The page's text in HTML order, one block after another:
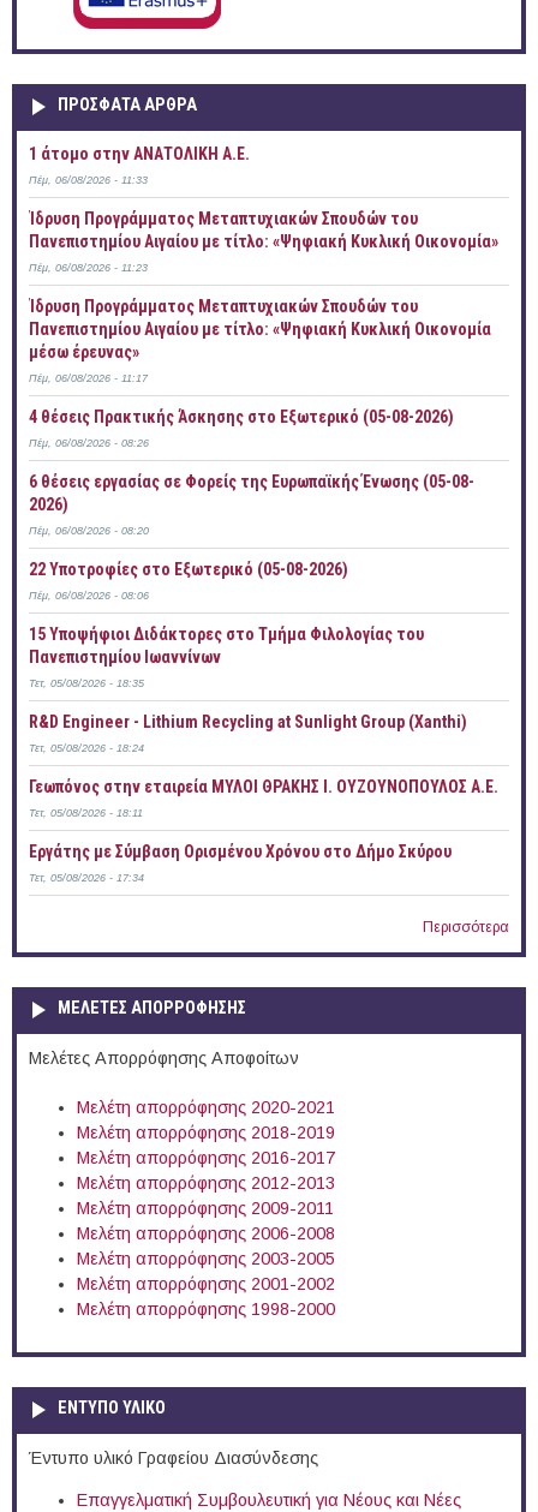
ΠΡOΣΦΑΤΑ AΡΘΡΑ
1 άτομο στην ΑΝΑΤΟΛΙΚΗ Α.Ε.
Πέμ, 06/08/2026 - 11:33
Ίδρυση Προγράμματος Μεταπτυχιακών Σπουδών του
Πανεπιστημίου Αιγαίου με τίτλο: «Ψηφιακή Κυκλική Οικονομία»
Πέμ, 06/08/2026 - 11:23
Ίδρυση Προγράμματος Μεταπτυχιακών Σπουδών του
Πανεπιστημίου Αιγαίου με τίτλο: «Ψηφιακή Κυκλική Οικονομία
μέσω έρευνας»
Πέμ, 06/08/2026 - 11:17
4 θέσεις Πρακτικής Άσκησης στο Εξωτερικό (05-08-2026)
Πέμ, 06/08/2026 - 08:26
6 θέσεις εργασίας σε Φορείς της Ευρωπαϊκής Ένωσης (05-08-
2026)
Πέμ, 06/08/2026 - 08:20
22 Υποτροφίες στο Εξωτερικό (05-08-2026)
Πέμ, 06/08/2026 - 08:06
15 Υποψήφιοι Διδάκτορες στο Τμήμα Φιλολογίας του
Πανεπιστημίου Ιωαννίνων
Τετ, 05/08/2026 - 18:35
R&D Engineer - Lithium Recycling at Sunlight Group (Xanthi)
Τετ, 05/08/2026 - 18:24
Γεωπόνος στην εταιρεία ΜΥΛΟΙ ΘΡΑΚΗΣ Ι. ΟΥΖΟΥΝΟΠΟΥΛΟΣ Α.Ε.
Τετ, 05/08/2026 - 18:11
Εργάτης με Σύμβαση Ορισμένου Χρόνου στο Δήμο Σκύρου
Τετ, 05/08/2026 - 17:34
Περισσότερα
ΜΕΛΕΤΕΣ ΑΠΟΡΡΟΦΗΣΗΣ
Μελέτες Απορρόφησης Αποφοίτων
Μελέτη απορρόφησης 2020-2021
Μελέτη απορρόφησης 2018-2019
Μελέτη απορρόφησης 2016-2017
Μελέτη απορρόφησης 2012-2013
Μελέτη απορρόφησης 2009-2011
Μελέτη απορρόφησης 2006-2008
Μελέτη απορρόφησης 2003-2005
Μελέτη απορρόφησης 2001-2002
Μελέτη απορρόφησης 1998-2000
ΕΝΤΥΠΟ ΥΛΙΚΟ
Έντυπο υλικό Γραφείου Διασύνδεσης
Επαγγελματική Συμβουλευτική για Νέους και Νέες